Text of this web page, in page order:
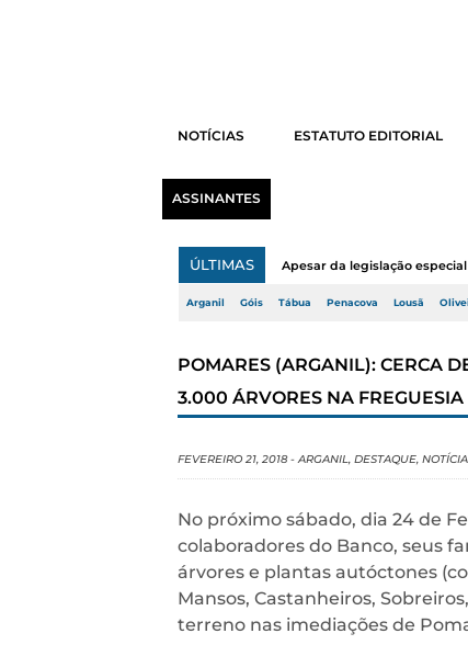
NOTÍCIAS ESTATUTO EDITORIAL
ASSINANTES
ÚLTIMAS Apesar da legislação
Arganil Góis Tábua Penacova Lousã
POMARES (ARGANIL): CERCA
3.000 ÁRVORES NA FREGUESIA
FEVEREIRO 21, 2018 -ARGANIL, DESTAQUE,
No próximo sábado, dia 24 de
colaboradores do Banco, seus
árvores e plantas autóctones
Mansos, Castanheiros,
terreno nas imediações de